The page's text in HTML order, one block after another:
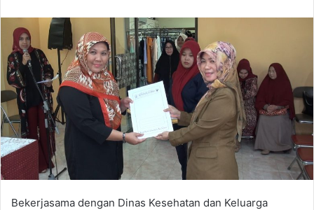
Bekerjasama dengan Dinas Kesehatan dan Keluarga